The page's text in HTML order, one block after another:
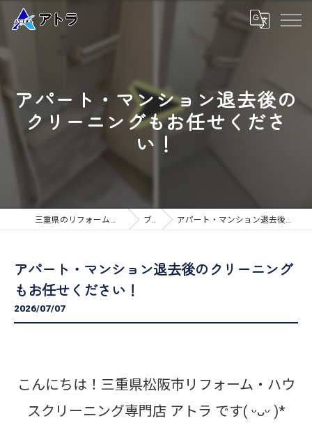
アパート・マンション退去後の
クリーニングもお任せくださ
い！
三重県のリフォームなら高品質な工事のアトラ ブログ アパート・マンション退去後のクリーニングもお任せください！
アパート・マンション退去後のクリーニング
もお任せください！
2026/07/07
こんにちは！三重県松阪市リフォーム・ハウ
スクリーニング専門店 アトラ です( ᵕᴗᵕ )*